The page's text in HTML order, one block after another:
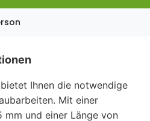
Ihnen die notwendige
Mit einer
mm und einer Länge von